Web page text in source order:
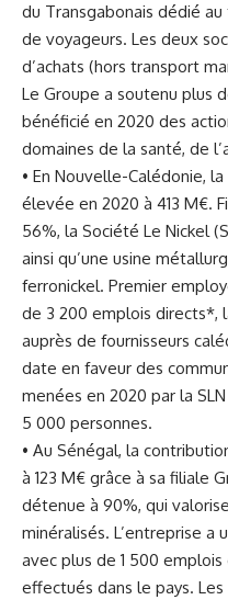
du Transgabonais dédié
de voyageurs. Les deux
d’achats (hors transport
Le Groupe a soutenu plus
bénéficié en 2020 des
domaines de la santé, de
• En Nouvelle-Calédonie,
élevée en 2020 à 413 M€.
56%, la Société Le Nickel
ainsi qu’une usine
ferronickel. Premier
de 3 200 emplois directs*,
auprès de fournisseurs
date en faveur des
menées en 2020 par la
5 000 personnes.
• Au Sénégal, la
à 123 M€ grâce à sa filiale
détenue à 90%, qui
minéralisés. L’entreprise a
avec plus de 1 500
effectués dans le pays.